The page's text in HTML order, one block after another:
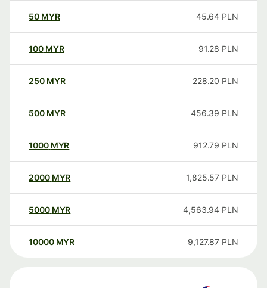
50 MYR 45.64 PLN
100 MYR 91.28 PLN
250 MYR 228.20 PLN
500 MYR 456.39 PLN
1000 MYR 912.79 PLN
2000 MYR 1,825.57 PLN
5000 MYR 4,563.94 PLN
10000 MYR 9,127.87 PLN